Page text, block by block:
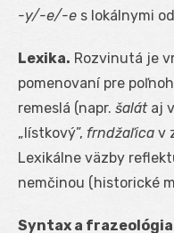
-y/-e/-e s lokálnymi
Lexika. Rozvinutá je
pomenovaní pre
remeslá (napr. šalátaj v
„lístkový”, frndžaľica v
Lexikálne väzby
nemčinou (historické
Syntax a